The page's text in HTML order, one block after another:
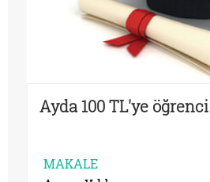
Ayda 100 TL'ye
MAKALE